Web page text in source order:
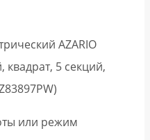
AZARIO
квадрат, 5 секций,
или режим